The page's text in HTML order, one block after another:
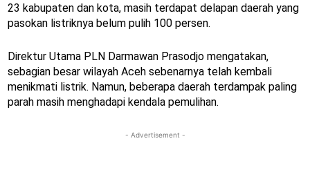
23 kabupaten dan kota, masih terdapat delapan daerah yang
pasokan listriknya belum pulih 100 persen.
Direktur Utama PLN Darmawan Prasodjo mengatakan,
sebagian besar wilayah Aceh sebenarnya telah kembali
menikmati listrik. Namun, beberapa daerah terdampak paling
parah masih menghadapi kendala pemulihan.
- Advertisement -